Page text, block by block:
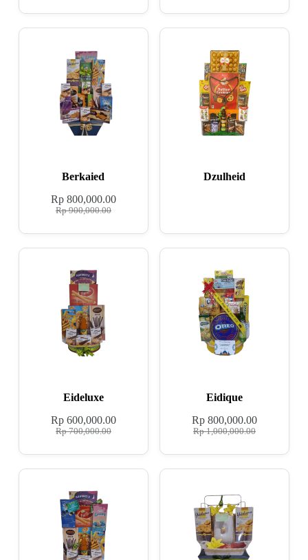
Berkaied
Rp900,000.00
Rp800,000.00
Dzulheid
Eideluxe
Rp700,000.00
Rp600,000.00
Eidique
Rp1,000,000.00
Rp 800,000.00